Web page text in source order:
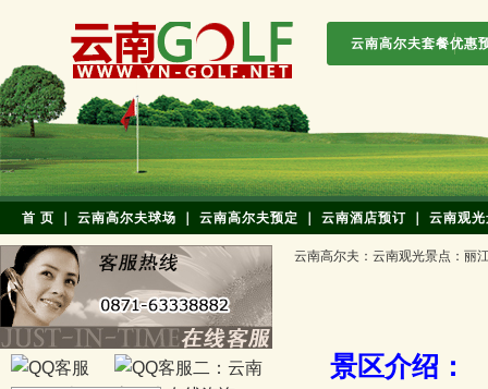
云南高尔夫套餐优惠
首 页 云南高尔夫球场 云南高尔夫预定 云南酒店预订 云南观
云南高尔夫 ： 云南观光景点 ： 丽
景区介绍：